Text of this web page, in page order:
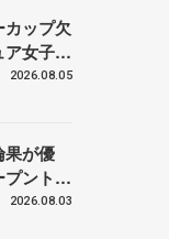
】
ップ欠
女子2
2026.08.05
果が優
ントロ
2026.08.03